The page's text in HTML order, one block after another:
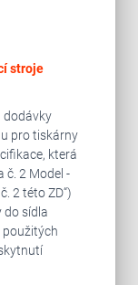
stroje
dodávky
pro tiskárny
která
č. 2 Model -
2 této ZD“)
do sídla
použitých